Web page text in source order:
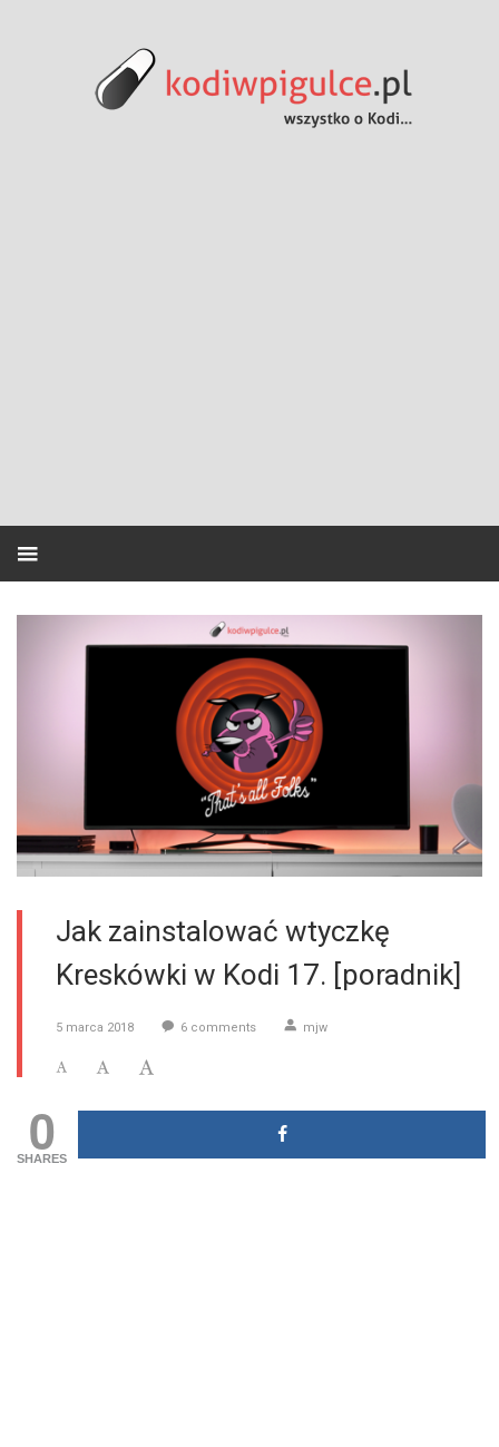
Jak zainstalować wtyczkę
Kreskówki w Kodi 17. [poradnik]
5 marca 2018 6 comments mjw
0
SHARES